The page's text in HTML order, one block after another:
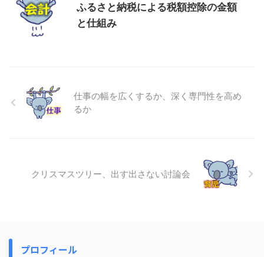
ふるさと納税による税額控除の金額
と仕組み
仕事の幅を広くするか、深く専門性を高め
るか
クリスマスツリー、出す出さない討論会
プロフィール